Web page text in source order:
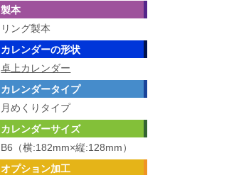
製本
リング製本
カレンダーの形状
卓上カレンダー
カレンダータイプ
月めくりタイプ
カレンダーサイズ
B6（横:182mm×縦:128mm）
オプション加工